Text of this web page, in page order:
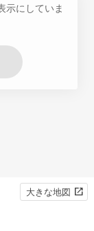
示にしていま
大きな地図